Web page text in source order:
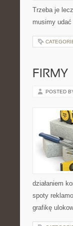
Trzeba je
musimy
FIRMY
POSTED
działaniem
spoty
grafikę